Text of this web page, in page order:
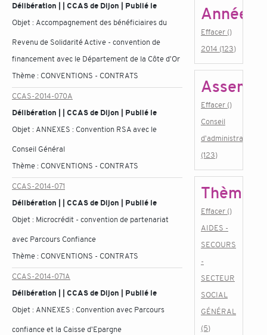
Délibération | | CCAS de Dijon | Publié le
Objet : Accompagnement des bénéficiaires du
Revenu de Solidarité Active - convention de
financement avec le Département de la Côte d'Or
Thème : CONVENTIONS - CONTRATS
CCAS-2014-070A
Délibération | | CCAS de Dijon | Publié le
Objet : ANNEXES : Convention RSA avec le
Conseil Général
Thème : CONVENTIONS - CONTRATS
CCAS-2014-071
Délibération | | CCAS de Dijon | Publié le
Objet : Microcrédit - convention de partenariat
avec Parcours Confiance
Thème : CONVENTIONS - CONTRATS
CCAS-2014-071A
Délibération | | CCAS de Dijon | Publié le
Objet : ANNEXES : Convention avec Parcours
confiance et la Caisse d'Epargne
Année
Effacer ()
2014 (123)
Effacer ()
Conseil
d'administration
(123)
Thème
Effacer ()
AIDES -
SECOURS
-
SECTEUR
SOCIAL
GÉNÉRAL
(5)